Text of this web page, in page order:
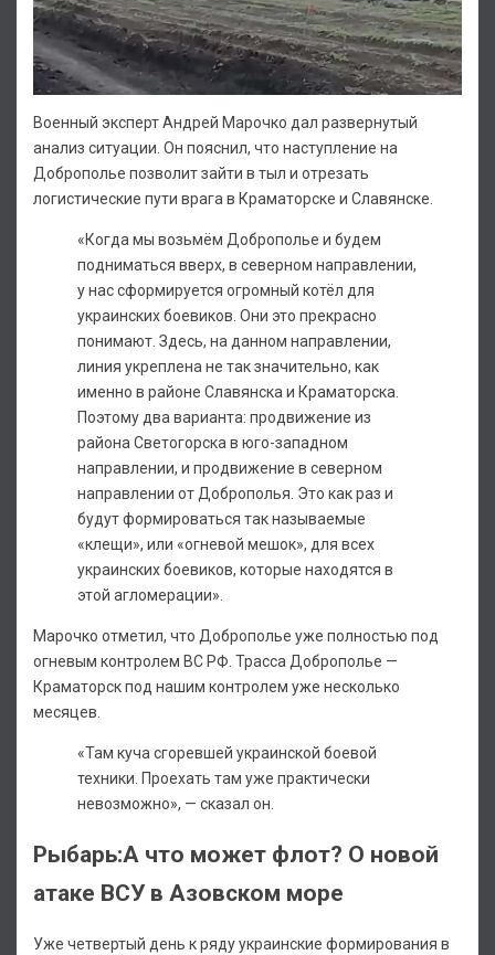
Военный эксперт Андрей Марочко дал развернутый
анализ ситуации. Он пояснил, что наступление на
Доброполье позволит зайти в тыл и отрезать
логистические пути врага в Краматорске и Славянске.
«Когда мы возьмём Доброполье и будем
подниматься вверх, в северном направлении,
у нас сформируется огромный котёл для
украинских боевиков. Они это прекрасно
понимают. Здесь, на данном направлении,
линия укреплена не так значительно, как
именно в районе Славянска и Краматорска.
Поэтому два варианта: продвижение из
района Светогорска в юго-западном
направлении, и продвижение в северном
направлении от Доброполья. Это как раз и
будут формироваться так называемые
«клещи», или «огневой мешок», для всех
украинских боевиков, которые находятся в
этой агломерации».
Марочко отметил, что Доброполье уже полностью под
огневым контролем ВС РФ. Трасса Доброполье —
Краматорск под нашим контролем уже несколько
месяцев.
«Там куча сгоревшей украинской боевой
техники. Проехать там уже практически
невозможно», — сказал он.
Рыбарь:А что может флот? О новой
атаке ВСУ в Азовском море
Уже четвертый день к ряду украинские формирования в